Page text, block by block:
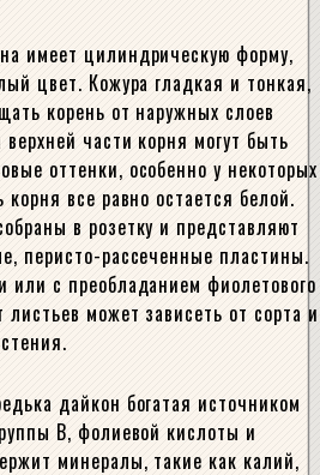
имеет цилиндрическую форму,
цвет. Кожура гладкая и тонкая,
корень от наружных слоев
части корня могут быть
оттенки, особенно у некоторых
все равно остается белой.
в розетку и представляют
перисто-рассеченные пластины.
или с преобладанием фиолетового
может зависеть от сорта и
дайкон богатая источником
B, фолиевой кислоты и
минералы, такие как калий,